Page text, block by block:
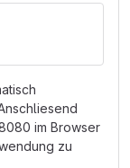
im Browser
zu